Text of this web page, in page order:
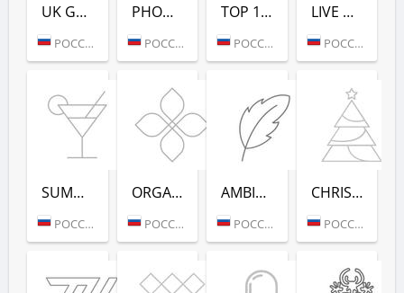
UK GARAGE (РАДИО РЕКОРД)
РОССИЯ (МОСКВА)
PHONK (РАДИО РЕКОРД)
РОССИЯ (МОСКВА)
TOP 100 EDM (РАДИО РЕКОРД)
РОССИЯ (МОСКВА)
LIVE DJ-SETS (РАДИО РЕКОРД)
РОССИЯ (МОСКВА)
SUMMER DANCE (РАДИО РЕКОРД)
РОССИЯ (МОСКВА)
ORGANIC (РАДИО РЕКОРД)
РОССИЯ (МОСКВА)
AMBIENT (РАДИО РЕКОРД)
РОССИЯ (МОСКВА)
CHRISTMAS (РАДИО РЕКОРД)
РОССИЯ (МОСКВА)